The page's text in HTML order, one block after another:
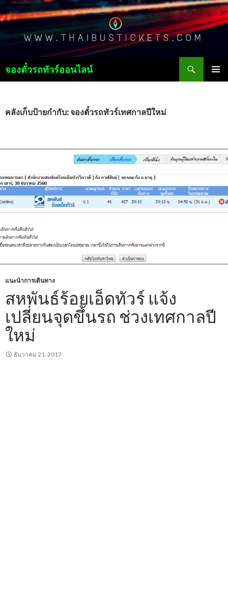
จองตั๋วรถทัวร์ออนไลน์
เนื้อหา
คลังเก็บป้ายกำกับ: จองตั๋วรถทัวร์เทศกาลปีใหม่
แนะนำการเดินทาง
สหพันธ์ร้อยเอ็ดทัวร์ แจ้ง
เปลี่ยนจุดขึ้นรถ ช่วงเทศกาลปี
ใหม่
ธันวาคม 21, 2017